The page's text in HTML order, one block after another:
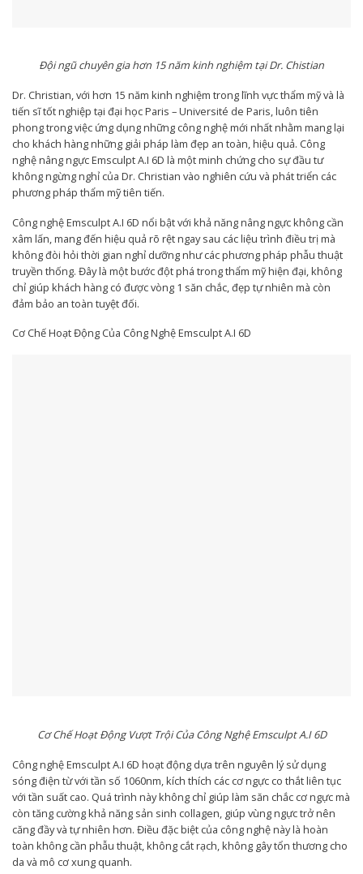
Đội ngũ chuyên gia hơn 15 năm kinh nghiệm tại Dr. Chistian
Dr. Christian, với hơn 15 năm kinh nghiệm trong lĩnh vực thẩm mỹ và là
tiến sĩ tốt nghiệp tại đại học Paris – Université de Paris, luôn tiên
phong trong việc ứng dụng những công nghệ mới nhất nhằm mang lại
cho khách hàng những giải pháp làm đẹp an toàn, hiệu quả. Công
nghệ nâng ngực Emsculpt A.I 6D là một minh chứng cho sự đầu tư
không ngừng nghỉ của Dr. Christian vào nghiên cứu và phát triển các
phương pháp thẩm mỹ tiên tiến.
Công nghệ Emsculpt A.I 6D nổi bật với khả năng nâng ngực không cần
xâm lấn, mang đến hiệu quả rõ rệt ngay sau các liệu trình điều trị mà
không đòi hỏi thời gian nghỉ dưỡng như các phương pháp phẫu thuật
truyền thống. Đây là một bước đột phá trong thẩm mỹ hiện đại, không
chỉ giúp khách hàng có được vòng 1 săn chắc, đẹp tự nhiên mà còn
đảm bảo an toàn tuyệt đối.
Cơ Chế Hoạt Động Của Công Nghệ Emsculpt A.I 6D
Cơ Chế Hoạt Động Vượt Trội Của Công Nghệ Emsculpt A.I 6D
Công nghệ Emsculpt A.I 6D hoạt động dựa trên nguyên lý sử dụng
sóng điện từ với tần số 1060nm, kích thích các cơ ngực co thắt liên tục
với tần suất cao. Quá trình này không chỉ giúp làm săn chắc cơ ngực mà
còn tăng cường khả năng sản sinh collagen, giúp vùng ngực trở nên
căng đầy và tự nhiên hơn. Điều đặc biệt của công nghệ này là hoàn
toàn không cần phẫu thuật, không cắt rạch, không gây tổn thương cho
da và mô cơ xung quanh.